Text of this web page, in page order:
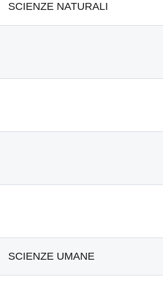
SCIENZE NATURALI
SCIENZE UMANE